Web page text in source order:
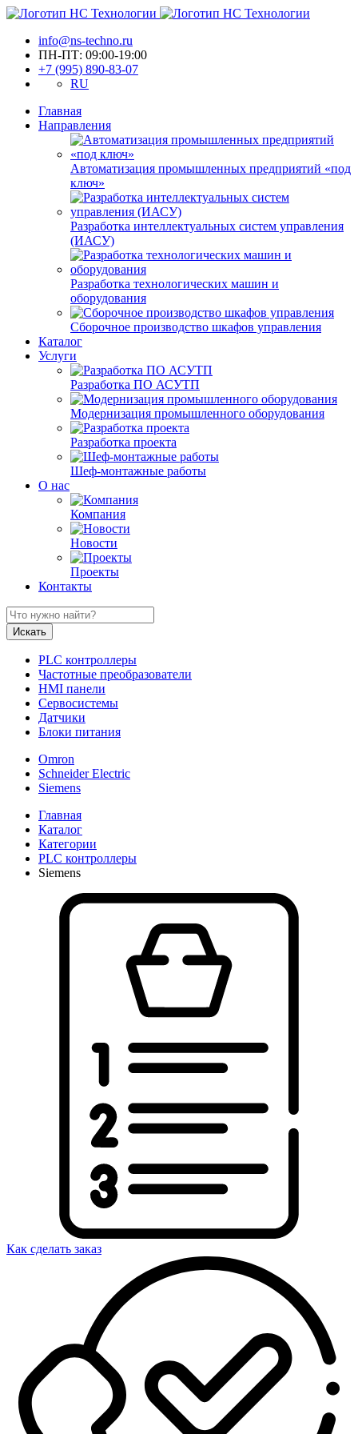
info@ns-techno.ru
ПН-ПТ: 09:00-19:00
+7 (995) 890-83-07
RU
Главная
Направления
Автоматизация промышленных предприятий «под
ключ»
Разработка интеллектуальных систем управления
(ИАСУ)
Разработка технологических машин и
оборудования
Сборочное производство шкафов управления
Каталог
Услуги
Разработка ПО АСУТП
Модернизация промышленного оборудования
Разработка проекта
Шеф-монтажные работы
О нас
Компания
Новости
Проекты
Контакты
PLC контроллеры
Частотные преобразователи
HMI панели
Сервосистемы
Датчики
Блоки питания
Omron
Schneider Electric
Siemens
Главная
Каталог
Категории
PLC контроллеры
Siemens
Как сделать заказ